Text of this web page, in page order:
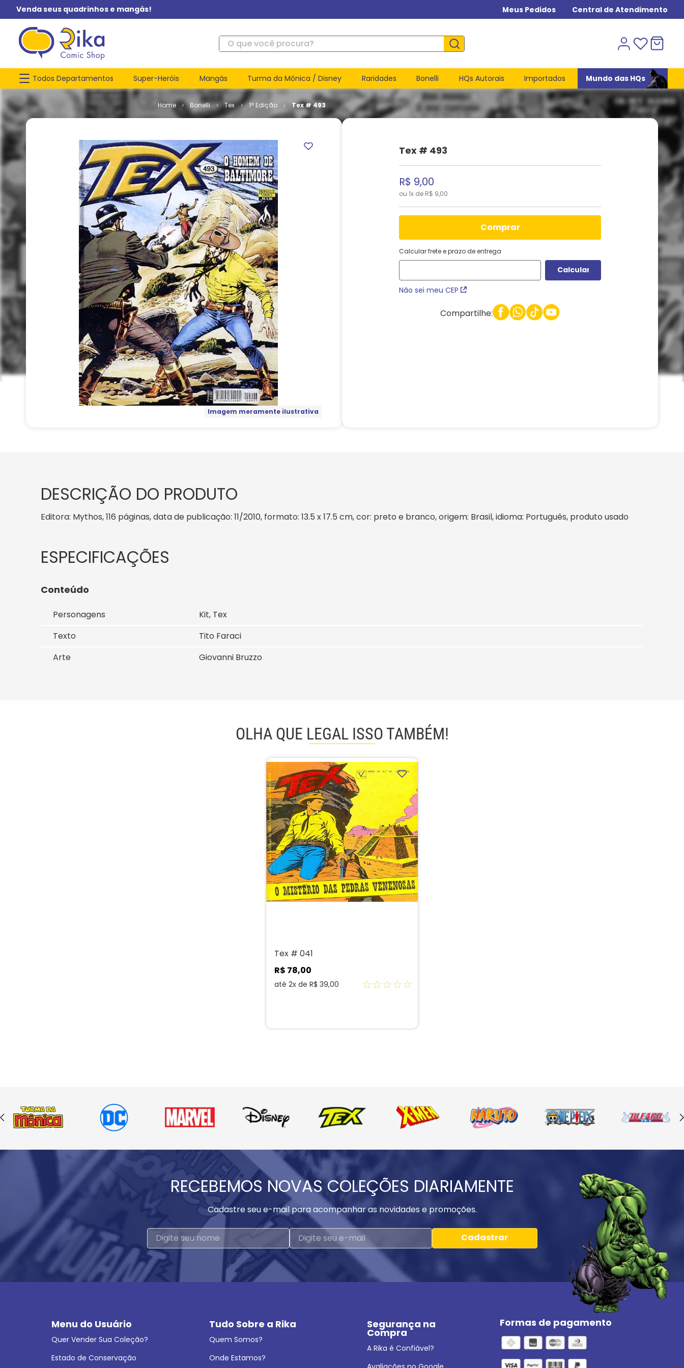
Venda seus quadrinhos e mangás! Meus Pedidos Central de Atendimento
O que você procura?
Todos Departamentos Super-Heróis Mangás Turma da Mônica / Disney Raridades Bonelli HQs Autorais Importados Mundo das HQs
Bonelli Tex 1ª Edição Tex # 493
Imagem meramente ilustrativa
Tex # 493
R$ 9,00
ou 1x de R$ 9,00
comprar
Calcular frete e prazo de entrega
Não sei meu CEP
Compartilhe:
DESCRIÇÃO DO PRODUTO
Editora: Mythos, 116 páginas, data de publicação: 11/2010, formato: 13.5 x 17.5 cm, cor: preto e branco, origem: Brasil, idioma: Português, produto usado
Conteúdo
Personagens
Kit, Tex
Texto
Tito Faraci
Arte
Giovanni Bruzzo
OLHA QUE LEGAL ISSO TAMBÉM!
Tex # 041
R$ 78,00
até 2x de R$ 39,00 ☆☆☆☆☆
RECEBEMOS NOVAS COLEÇÕES DIARIAMENTE
Cadastre seu e-mail para acompanhar as novidades e promoções.
Cadastrar
Menu do Usuário
Quer Vender Sua Coleção?
Estado de Conservação
Tudo Sobre a Rika
Quem Somos?
Onde Estamos?
Segurança na
Compra
A Rika é Confiável?
Formas de pagamento